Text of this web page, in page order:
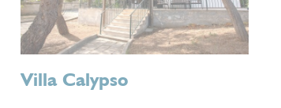
Villa Calypso